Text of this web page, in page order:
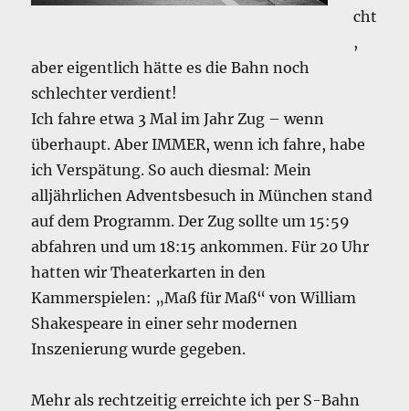
cht
,
aber eigentlich hätte es die Bahn noch
schlechter verdient!
Ich fahre etwa 3 Mal im Jahr Zug – wenn
überhaupt. Aber IMMER, wenn ich fahre, habe
ich Verspätung. So auch diesmal: Mein
alljährlichen Adventsbesuch in München stand
auf dem Programm. Der Zug sollte um 15:59
abfahren und um 18:15 ankommen. Für 20 Uhr
hatten wir Theaterkarten in den
Kammerspielen: „Maß für Maß“ von William
Shakespeare in einer sehr modernen
Inszenierung wurde gegeben.
Mehr als rechtzeitig erreichte ich per S-Bahn